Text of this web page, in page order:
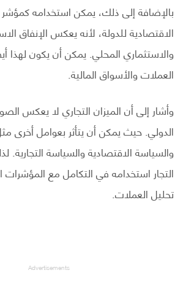
بالإضافة إلى ذلك، يمكن استخدامه
الاقتصادية للدولة، لأنه يعكس الإنفاق
والاستثماري المحلي. يمكن أن يكون لهذا
العملات والأسواق المالية.
وأشار إلى أن الميزان التجاري لا يعكس
الدولي. حيث يمكن أن يتأثر بعوامل أخرى
والسياسة الاقتصادية والسياسة
التجار استخدامه في التكامل مع المؤشرات
تحليل العملات.
Advertisements